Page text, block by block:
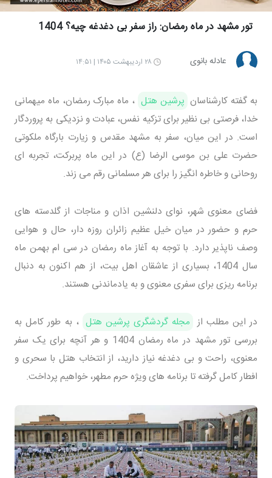
تور مشهد در ماه رمضان: راز سفر بی دغدغه چیه؟ 1404
عادله بانوی ۲۸ اردیبهشت ۱۴۰۵ | ۱۴:۵۱
به گفته کارشناسان پرشین هتل ، ماه مبارک رمضان، ماه میهمانی
خدا، فرصتی بی نظیر برای تزکیه نفس، عبادت و نزدیکی به پروردگار
است. در این میان، سفر به مشهد مقدس و زیارت بارگاه ملکوتی
حضرت علی بن موسی الرضا (ع) در این ماه پربرکت، تجربه ای
روحانی و خاطره انگیز را برای هر مسلمانی رقم می زند.
فضای معنوی شهر، نوای دلنشین اذان و مناجات از گلدسته های
حرم و حضور در میان خیل عظیم زائران روزه دار، حال و هوایی
وصف ناپذیر دارد. با توجه به آغاز ماه رمضان در سی ام بهمن ماه
سال 1404، بسیاری از عاشقان اهل بیت، از هم اکنون به دنبال
برنامه ریزی برای سفری معنوی و به یادماندنی هستند.
در این مطلب از مجله گردشگری پرشین هتل ، به طور کامل به
بررسی تور مشهد در ماه رمضان 1404 و هر آنچه برای یک سفر
معنوی، راحت و بی دغدغه نیاز دارید، از انتخاب هتل با سحری و
افطار کامل گرفته تا برنامه های ویژه حرم مطهر، خواهیم پرداخت.